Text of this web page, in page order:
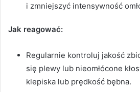
i zmniejszyć intensywność
Jak reagować:
Regularnie kontroluj jakość
się plewy lub nieomłócone
klepiska lub prędkość bębna.